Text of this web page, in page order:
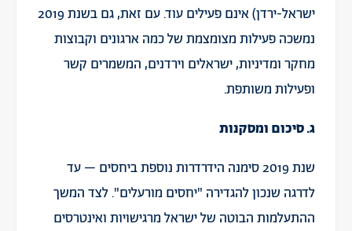
ישראל-ירדן) אינם פעילים עוד. עם זאת, גם בשנת 2019
נמשכה פעילות מצומצמת של כמה ארגונים וקבוצות
מחקר ומדיניות, ישראלים וירדנים, המשמרים קשר
ופעילות משותפת.
ג. סיכום ומסקנות
שנת 2019 סימנה הידרדרות נוספת ביחסים – עד
לדרגה שנכון להגדירה "יחסים מורעלים". לצד המשך
ההתעלמות הבוטה של ישראל מרגישויות ואינטרסים